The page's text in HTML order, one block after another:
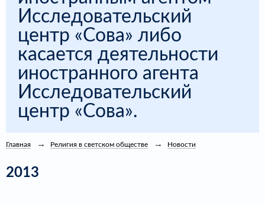
Исследовательский
центр «Сова» либо
касается деятельности
иностранного агента
Исследовательский
центр «Сова».
Главная Религия в светском обществе Новости
2013